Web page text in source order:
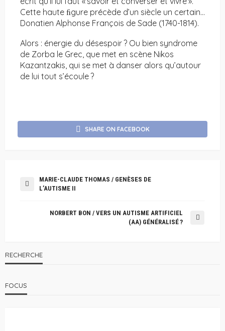
Cette haute ﬁgure précède d’un siècle un certain…
Donatien Alphonse François de Sade (1740-1814).
Alors : énergie du désespoir ? Ou bien syndrome
de Zorba le Grec, que met en scène Nikos
Kazantzakis, qui se met à danser alors qu’autour
de lui tout s’écoule ?
SHARE ON FACEBOOK
MARIE-CLAUDE THOMAS / GENÈSES DE
L’AUTISME II
NORBERT BON / VERS UN AUTISME ARTIFICIEL
(AA) GÉNÉRALISÉ ?
RECHERCHE
FOCUS